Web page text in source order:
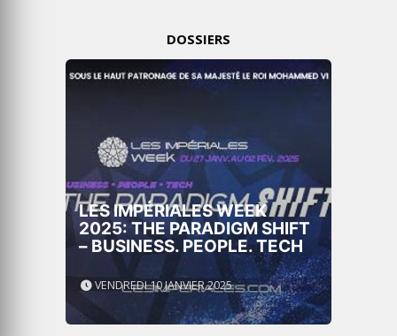
DOSSIERS
LES IMPÉRIALES WEEK
2025: THE PARADIGM SHIFT
– BUSINESS. PEOPLE. TECH
VENDREDI 10 JANVIER 2025